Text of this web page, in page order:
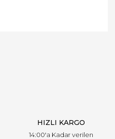
HIZLI KARGO
14:00'a Kadar verilen